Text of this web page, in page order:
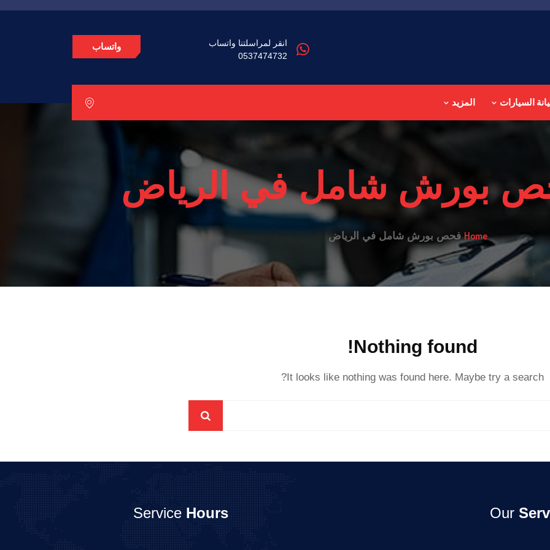
انقر لمراسلتنا واتساب
0537474732
واتساب
السيارات المزيد
بورش شامل في الرياض
Homeفحص بورش شامل في الرياض
Nothing found!
It looks like nothing was found here. Maybe try a search?
Our
Service Hours